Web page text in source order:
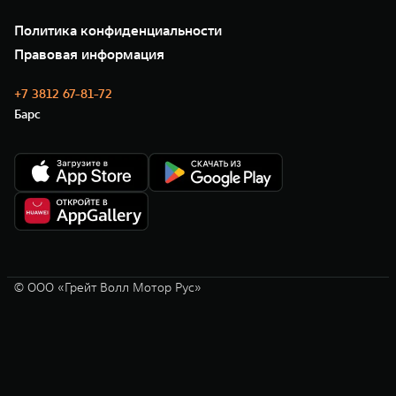
Сервис
Нулевое ТО
Моторные масла
35 лет GWM
GWM ТЕХ ДЕНЬ
Новости
Политика конфиденциальности
Правовая информация
+7 3812 67-81-72
Барс
© ООО «Грейт Волл Мотор Рус»